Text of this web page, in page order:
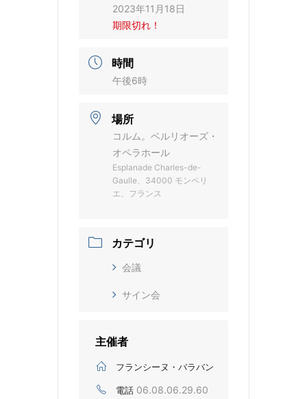
2023年11月18日
期限切れ！
時間
午後6時
場所
コルム。ベルリオーズ・
オペラホール
Esplanade Charles-de-
Gaulle、34000 モンペリ
エ、フランス
カテゴリ
会議
サイン会
主催者
フランシーヌ・バラバン
電話 06.08.06.29.60